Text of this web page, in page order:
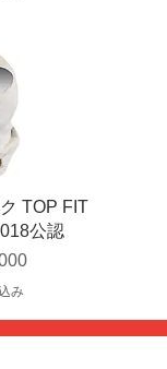
TOP FIT
公認
み